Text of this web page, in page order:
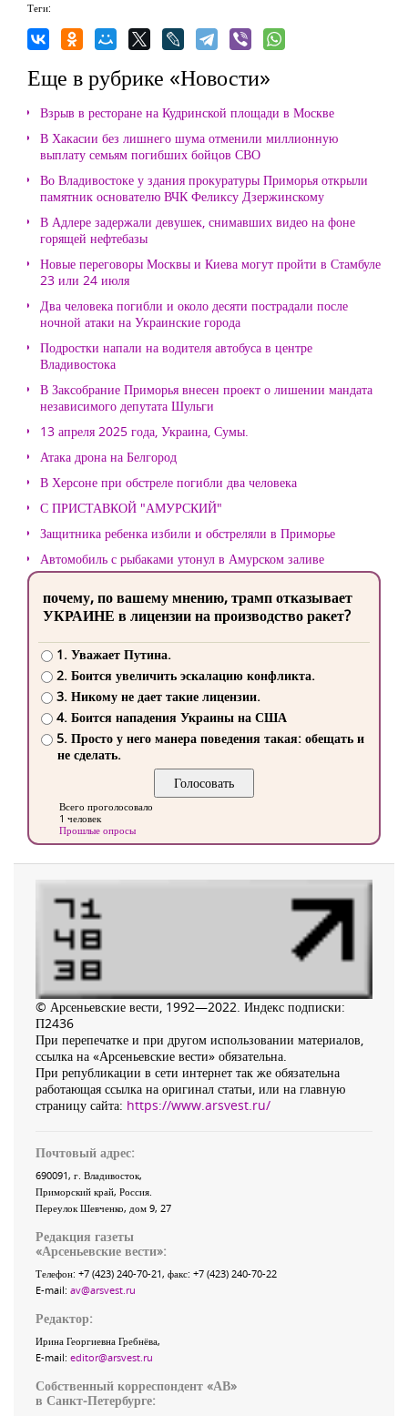
Теги:
Еще в рубрике «Новости»
Взрыв в ресторане на Кудринской площади в Москве
В Хакасии без лишнего шума отменили миллионную
выплату семьям погибших бойцов СВО
Во Владивостоке у здания прокуратуры Приморья открыли
памятник основателю ВЧК Феликсу Дзержинскому
В Адлере задержали девушек, снимавших видео на фоне
горящей нефтебазы
Новые переговоры Москвы и Киева могут пройти в Стамбуле
23 или 24 июля
Два человека погибли и около десяти пострадали после
ночной атаки на Украинские города
Подростки напали на водителя автобуса в центре
Владивостока
В Заксобрание Приморья внесен проект о лишении мандата
независимого депутата Шульги
13 апреля 2025 года, Украина, Сумы.
Атака дрона на Белгород
В Херсоне при обстреле погибли два человека
С ПРИСТАВКОЙ "АМУРСКИЙ"
Защитника ребенка избили и обстреляли в Приморье
Автомобиль с рыбаками утонул в Амурском заливе
почему, по вашему мнению, трамп отказывает
УКРАИНЕ в лицензии на производство ракет?
1. Уважает Путина.
2. Боится увеличить эскалацию конфликта.
3. Никому не дает такие лицензии.
4. Боится нападения Украины на США
5. Просто у него манера поведения такая: обещать и
не сделать.
Всего проголосовало
1 человек
Прошлые опросы
© Арсеньевские вести, 1992—2022. Индекс подписки:
П2436
При перепечатке и при другом использовании материалов,
ссылка на «Арсеньевские вести» обязательна.
При републикации в сети интернет так же обязательна
работающая ссылка на оригинал статьи, или на главную
страницу сайта: https://www.arsvest.ru/
Почтовый адрес:
690091, г. Владивосток,
Приморский край, Россия
Переулок Шевченко, дом 9, 27
Редакция газеты
«Арсеньевские вести»:
Телефон: +7 (423) 240-70-21, факс: +7 (423) 240-70-22
E-mail: av@arsvest.ru
Редактор:
Ирина Георгиевна Гребнёва,
E-mail: editor@arsvest.ru
Собственный корреспондент «АВ»
в Санкт-Петербурге: